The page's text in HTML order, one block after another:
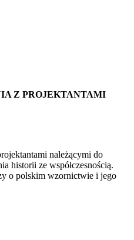
Z PROJEKTANTAMI
należącymi do
historii ze współczesnością.
o polskim wzornictwie i jego